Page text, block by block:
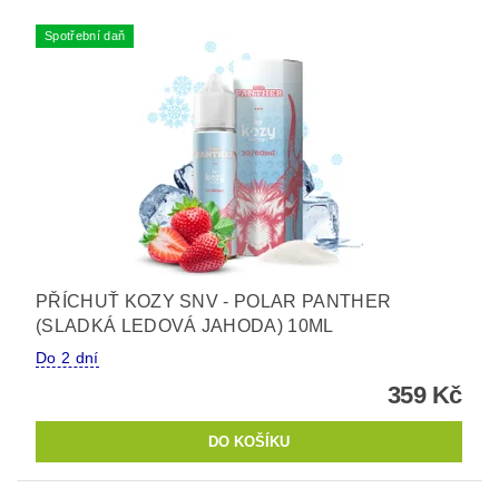
Spotřební daň
PŘÍCHUŤ KOZY SNV - POLAR PANTHER
(SLADKÁ LEDOVÁ JAHODA) 10ML
Do 2 dní
359 Kč